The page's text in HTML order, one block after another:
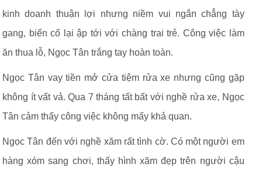
kinh doanh thuận lợi nhưng niềm vui ngắn chẳng tày
gang, biến cố lại ập tới với chàng trai trẻ. Công việc làm
ăn thua lỗ, Ngọc Tân trắng tay hoàn toàn.
Ngọc Tân vay tiền mở cửa tiệm rửa xe nhưng cũng gặp
không ít vất vả. Qua 7 tháng tất bất với nghề rửa xe, Ngọc
Tân cảm thấy công việc không mấy khả quan.
Ngọc Tân đến với nghề xăm rất tình cờ. Có một người em
hàng xóm sang chơi, thấy hình xăm đẹp trên người cậu